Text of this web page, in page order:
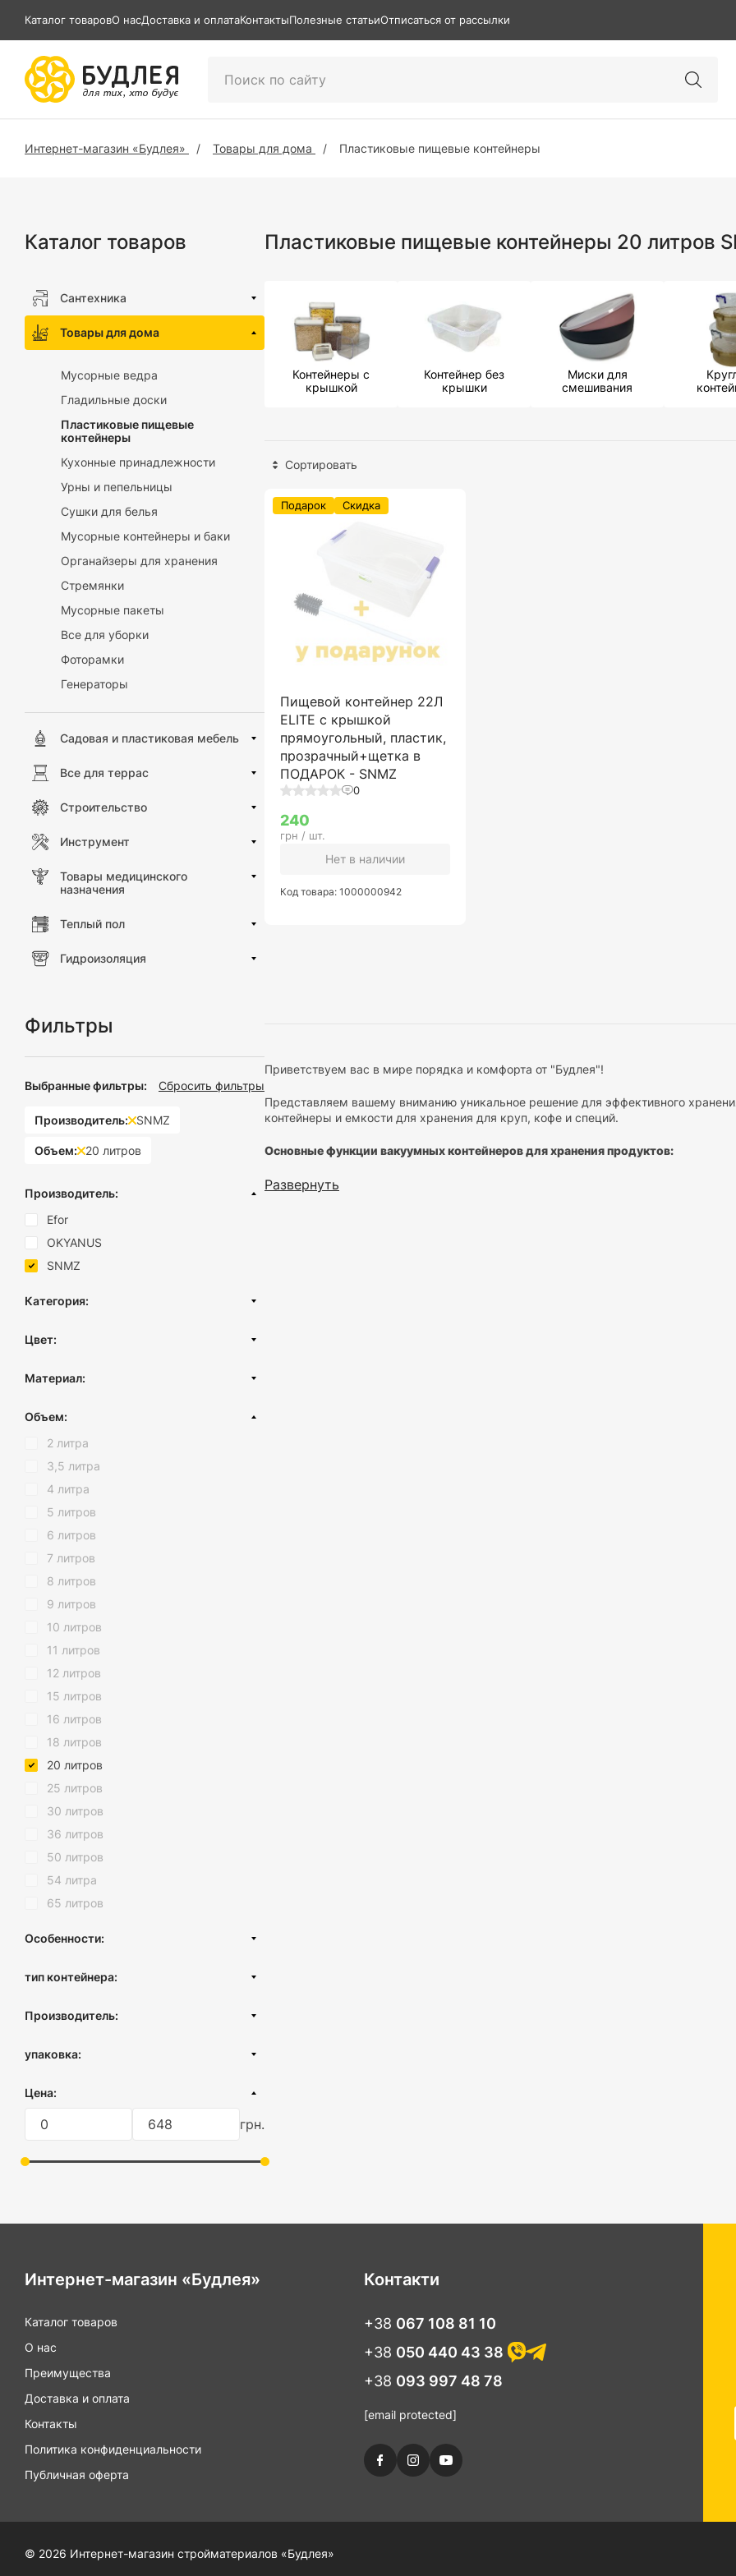
Каталог товаровО насДоставка и оплатаКонтактыПолезные статьиОтписаться от рассылки
Интернет-магазин «Будлея» Товары для дома Пластиковые пищевые контейнеры
Каталог товаров
Сантехника
Товары для дома
Мусорные ведра
Гладильные доски
Пластиковые пищевые
контейнеры
Кухонные принадлежности
Урны и пепельницы
Сушки для белья
Мусорные контейнеры и баки
Органайзеры для хранения
Стремянки
Мусорные пакеты
Все для уборки
Фоторамки
Генераторы
Садовая и пластиковая мебель
Все для террас
Строительство
Инструмент
Товары медицинского
назначения
Теплый пол
Гидроизоляция
Фильтры
Выбранные фильтры: Сбросить фильтры
Производитель: SNMZ
Объем: 20 литров
Производитель:
Efor
OKYANUS
SNMZ
Категория:
Хозяйственные миски
Цвет:
Серый
Прозрачный дымчатый
Материал:
Пластик (вторичный)
Объем:
2 литра
3,5 литра
4 литра
5 литров
6 литров
7 литров
8 литров
9 литров
10 литров
11 литров
12 литров
15 литров
16 литров
18 литров
20 литров
25 литров
30 литров
36 литров
50 литров
54 литра
65 литров
Особенности:
Без крышки
тип контейнера:
Миски и емкости для смешивания
Вакуумный контейнер
Прямоугольный контейнер
Контейнер без крышки
Хлебница
Производитель:
упаковка:
без упаковки
Цена:
грн.
Пластиковые пищевые контейнеры 20 литров
Приветствуем вас в мире порядка и комфорта от "Будлея"!
Представляем вашему вниманию уникальное решение для эффективного
контейнеры и емкости для хранения для круп, кофе и специй.
Основные функции вакуумных контейнеров для хранения продуктов:
Простор и порядок:
Развернуть
Контейнеры с
крышкой
Контейнер без
крышки
Миски для
смешивания
Сортировать
Пищевой контейнер 22Л
ELITE с крышкой
прямоугольный, пластик,
прозрачный+щетка в
ПОДАРОК - SNMZ
0
Подарок Скидка
240
грн / шт.
Нет в наличии
Код товара: 1000000942
Интернет-магазин «Будлея»
Каталог товаров
О нас
Преимущества
Доставка и оплата
Контакты
Политика конфиденциальности
Публичная оферта
Контакти
+38 067 108 81 10
+38 050 440 43 38
+38 093 997 48 78
[email protected]
© 2026 Интернет-магазин стройматериалов «Будлея»